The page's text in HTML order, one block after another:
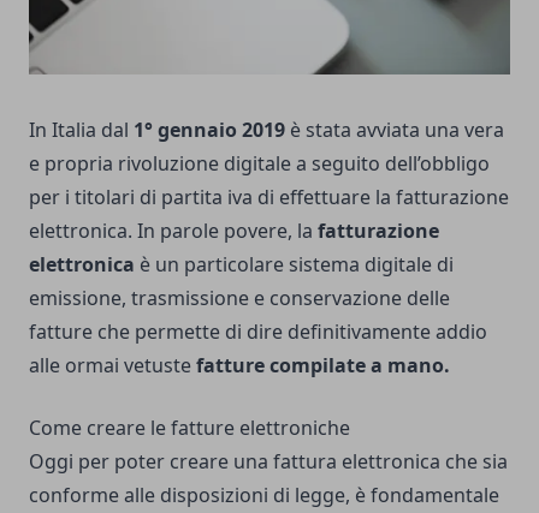
In Italia dal 1° gennaio 2019 è stata avviata una vera
e propria rivoluzione digitale a seguito dell’obbligo
per i titolari di partita iva di effettuare la fatturazione
elettronica. In parole povere, la fatturazione
elettronica è un particolare sistema digitale di
emissione, trasmissione e conservazione delle
fatture che permette di dire definitivamente addio
alle ormai vetustefatture compilate a mano.
Come creare le fatture elettroniche
Oggi per poter creare una fattura elettronica che sia
conforme alle disposizioni di legge, è fondamentale